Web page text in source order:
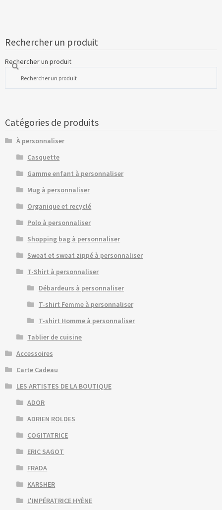
Rechercher un produit
Rechercher un produit
Catégories de produits
À personnaliser
Casquette
Gamme enfant à personnaliser
Mug à personnaliser
Organique et recyclé
Polo à personnaliser
Shopping bag à personnaliser
Sweat et sweat zippé à personnaliser
T-Shirt à personnaliser
Débardeurs à personnaliser
T-shirt Femme à personnaliser
T-shirt Homme à personnaliser
Tablier de cuisine
Accessoires
Carte Cadeau
LES ARTISTES DE LA BOUTIQUE
ADOR
ADRIEN ROLDES
COGITATRICE
ERIC SAGOT
FRADA
KARSHER
L'IMPÉRATRICE HYÈNE